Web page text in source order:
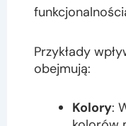
Przykłady
obejmują:
Kolory: